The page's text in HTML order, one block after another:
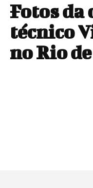
Fotos da
técnico
no Rio